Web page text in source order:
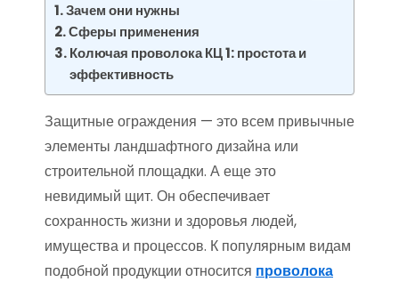
Зачем они нужны
Сферы применения
Колючая проволока КЦ 1: простота и
эффективность
Защитные ограждения — это всем привычные
элементы ландшафтного дизайна или
строительной площадки. А еще это
невидимый щит. Он обеспечивает
сохранность жизни и здоровья людей,
имущества и процессов. К популярным видам
подобной продукции относится проволока